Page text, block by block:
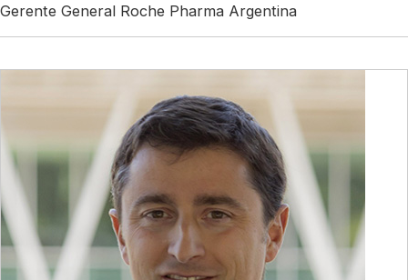
Gerente General Roche Pharma Argentina